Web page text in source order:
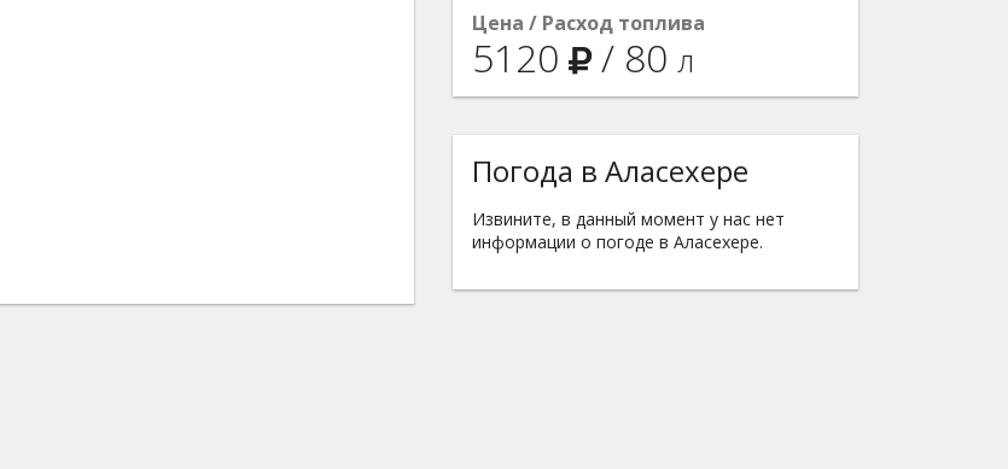
Цена / Расход топлива
5120 / 80 л
Погода в Аласехере
Извините, в данный момент у нас нет
информации о погоде в Аласехере.